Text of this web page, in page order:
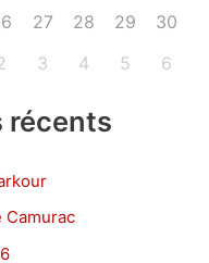
27 28 29
30
3 4 5 6
récents
Camurac